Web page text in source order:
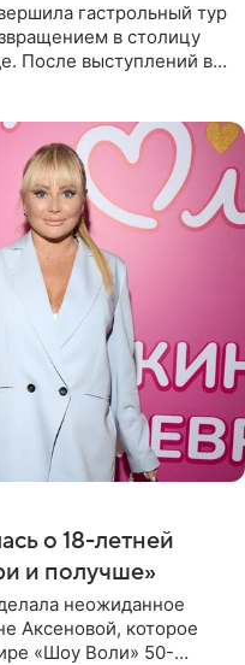
гастрольный тур
в столицу
После выступлений в
о 18-летней
и получше»
неожиданное
Аксеновой, которое
«Шоу Воли» 50-